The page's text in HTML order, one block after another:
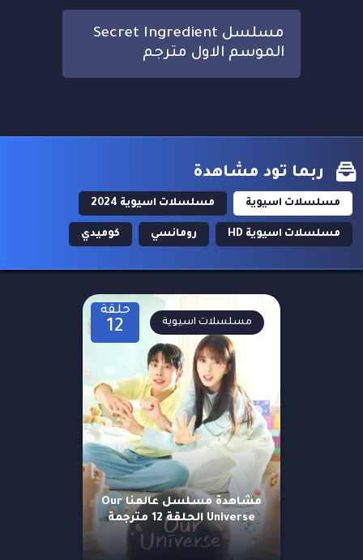
مسلسل Secret Ingredient
الموسم الاول مترجم
ربما تود مشاهدة
مسلسلات اسيوية مسلسلات اسيوية 2024
مسلسلات اسيوية HD رومانسي كوميدي
حلقة
12
مشاهدة مسلسل عالمنا Our
Universe الحلقة 12 مترجمة
مسلسلات اسيوية